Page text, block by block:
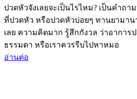
ปวดหัวจังเลยจะเป็นไรไหม? เป็นคำถา
ที่ปวดหัว หรือปวดหัวบ่อยๆ ทานยามา
เลย ความคิดมาก รู้สึกกังวล ว่าอาการ
ธรรมดา หรือเราควรรีบไปหาหมอ
อ่านต่อ